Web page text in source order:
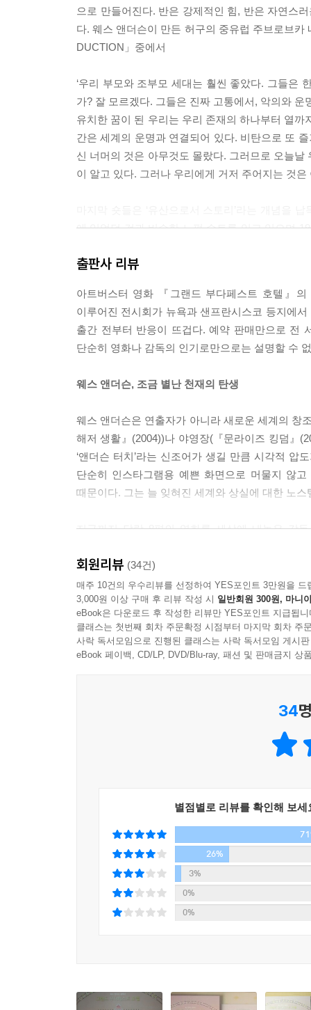
으로 만들어진다. 반은 강제적인 힘, 반은 자연스
다. 웨스 앤더슨이 만든 허구의 중유럽 주브로브
DUCTION」중에서
‘우리 부모와 조부모 세대는 훨씬 좋았다. 그들은
가? 잘 모르겠다. 그들은 진짜 고통에서, 악의와
유치한 꿈이 된 우리는 우리 존재의 하나부터 열
간은 세계의 운명과 연결되어 있다. 비탄으로 또
신 너머의 것은 아무것도 몰랐다. 그러므로 오늘
이 알고 있다. 그러나 우리에게 거저 주어지는 것
에 입었던 것과 비슷한 노퍽 슈트를 입고 있으며
겨진다. --?「CRITICAL ESSAY」중에서
물론 웨스 앤더슨에게 ‘초안 같은 것’은 다른 감
전혀 없었다. 완성작 같았다. 여러 겹으로 중첩된
에 비해 어찌나 복잡해 보이는지 딱 한 번만 보고
A : 아뇨, 그럴 의향이 있습니다.
섭하나요?
A : [긴 침묵] 신이 간섭합니다. ---「웨스 앤더슨 :
츠바이크의 알프스 별장과 그랜드 부다페스트 호
양하고 자신의 과거를 전하는 데 열중한 츠바이크,
부다페스트는 츠바이크의 알프스 별장이고 오스
다.
출판사 리뷰
아트버스터 영화 『그랜드 부다페스트 호텔』
이루어진 전시회가 뉴욕과 샌프란시스코 등지에
출간 전부터 반응이 뜨겁다. 예약 판매만으로 전
단순히 영화나 감독의 인기로만으로는 설명할 수
웨스 앤더슨, 조금 별난 천재의 탄생
웨스 앤더슨은 연출자가 아니라 새로운 세계의 창
해저 생활』(2004))나 야영장(『문라이즈 킹덤』
‘앤더슨 터치’라는 신조어가 생길 만큼 시각적
단순히 인스타그램용 예쁜 화면으로 머물지 않
때문이다. 그는 늘 잊혀진 세계와 상실에 대한 노
지금까지 달랑 8편의 영화를 세상에 내놓은 감
키에 깡마른 몸, 헐렁하게 걸친 셔츠를 바지에
실제로 『로얄 테넌바움』에서 함께 작업했던 배
1969년생이다).
웨스 앤더슨에게 영화는 개인적 기억의 일부이기
그러나 그의 상황을 알게 된 학교 선생님(조력
상대를 ‘제 잘난 멋에 사는 참여의식 없는 놈’
세계관을 보여주기에 충분했고, 이후 활동의 시
그가 창조한 여덟 번째 세계 『그랜드 부다페스트
영화 『그랜드 부다페스트 호텔』은 세계 대전
로비 보이 제로와 그의 멘토 구스타브가 주축
조각조차 갖고 싶게 만드는 소품들에 이르기까
회원리뷰 (34건)
매주 10건의 우수리뷰를 선정하여 YES포인트 3만원을 드
3,000원 이상 구매 후 리뷰 작성 시 일반회원 300원, 마니
eBook은 다운로드 후 작성한 리뷰만 YES포인트 지급됩니
클래스는 첫번째 회차 주문확정 시점부터 마지막 회차 주
사락 독서모임으로 진행된 클래스는 사락 독서모임 게시
eBook 페이백, CD/LP, DVD/Blu-ray, 패션 및 판매금지 상
34
별점별로 리뷰를 확인해 보세
26%
3%
0%
0%